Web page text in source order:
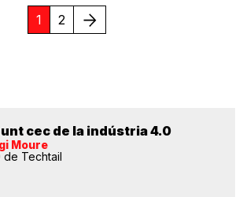
1 2 Següent
cec de la indústria 4.0
Moure
de Techtail